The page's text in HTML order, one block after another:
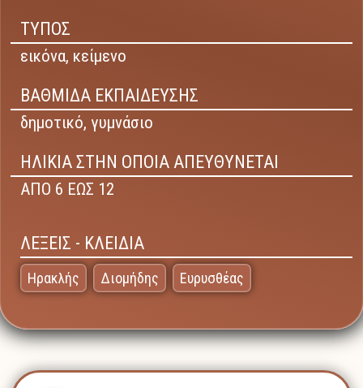
ΤΥΠΟΣ
εικόνα, κείμενο
ΒΑΘΜΙΔΑ ΕΚΠΑΙΔΕΥΣΗΣ
δημοτικό, γυμνάσιο
ΗΛΙΚΙΑ ΣΤΗΝ ΟΠΟΙΑ ΑΠΕΥΘΥΝΕΤΑΙ
ΑΠΟ 6 ΕΩΣ 12
ΛΕΞΕΙΣ - ΚΛΕΙΔΙΑ
Ηρακλής Διομήδης Ευρυσθέας